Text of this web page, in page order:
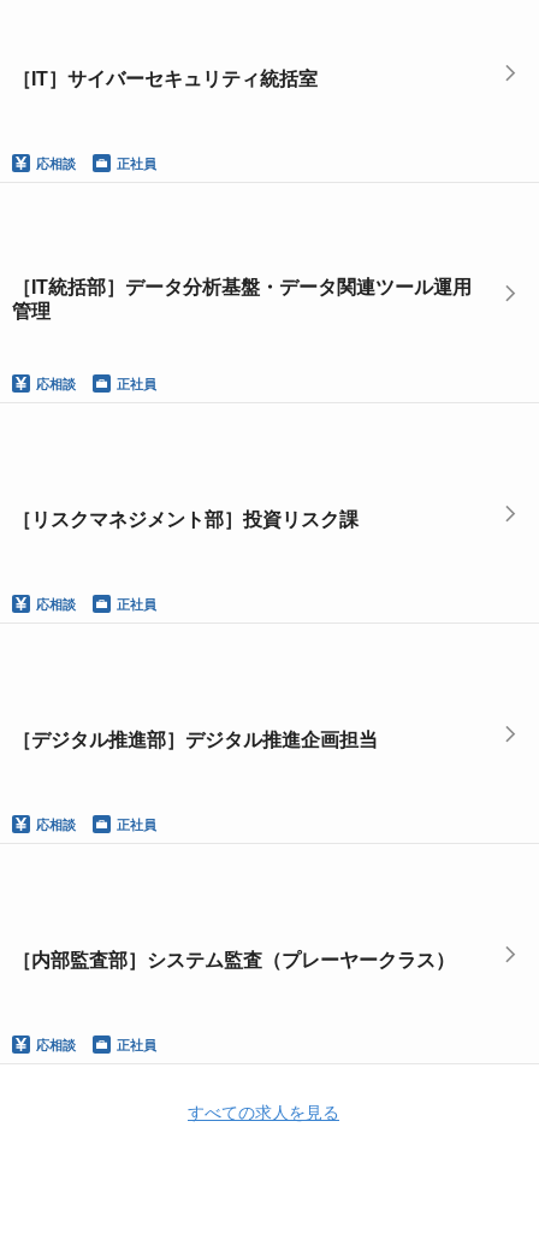
［IT］サイバーセキュリティ統括室
応相談 正社員
［IT統括部］データ分析基盤・データ関連ツール運用
管理
応相談 正社員
［リスクマネジメント部］投資リスク課
応相談 正社員
［デジタル推進部］デジタル推進企画担当
応相談 正社員
［内部監査部］システム監査（プレーヤークラス）
応相談 正社員
すべての求人を見る